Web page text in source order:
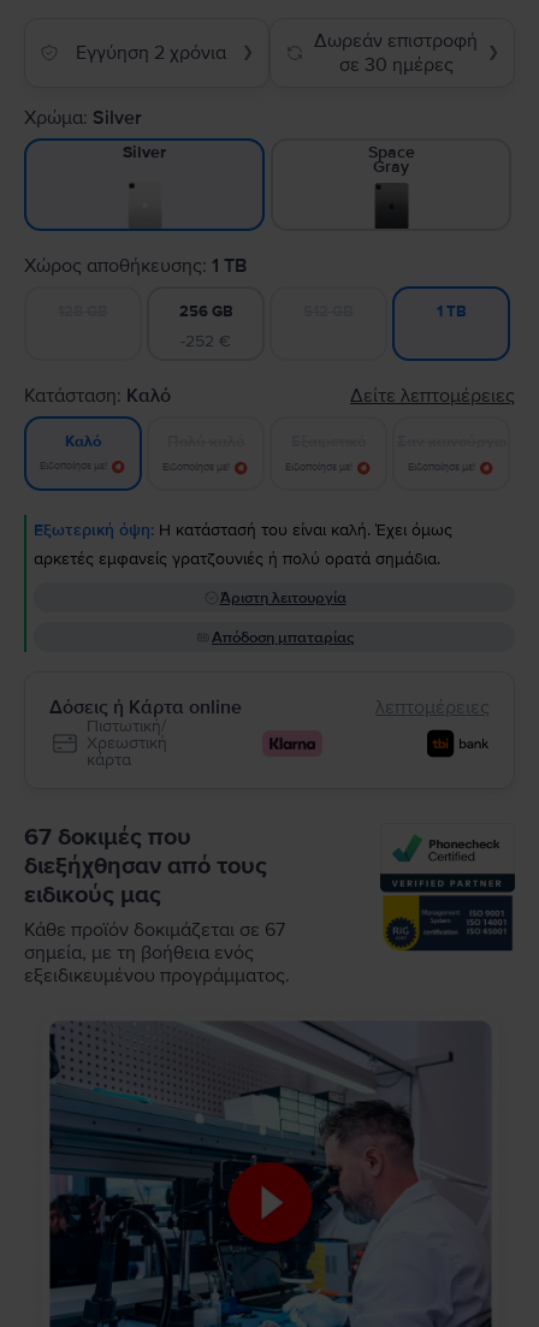
Εγγύηση 2 χρόνια ❯
Δωρεάν επιστροφή
σε 30 ημέρες
❯
Χρώμα: Silver
Silver Space
Gray
Χώρος αποθήκευσης: 1 TB
256 GB
-252 €
1 TB
Κατάσταση: Καλό Δείτε λεπτομέρειες
Καλό
Ειδοποίησε με! Ειδοποίησε με! Ειδοποίησε με! Ειδοποίησε με!
Εξωτερική όψη: Η κατάστασή του είναι καλή. Έχει όμως
αρκετές εμφανείς γρατζουνιές ή πολύ ορατά σημάδια.
Άριστη λειτουργία
Απόδοση μπαταρίας
Δόσεις ή Κάρτα online λεπτομέρειες
Πιστωτική/
Χρεωστική
κάρτα
67 δοκιμές που
διεξήχθησαν από τους
ειδικούς μας
Κάθε προϊόν δοκιμάζεται σε 67
σημεία, με τη βοήθεια ενός
εξειδικευμένου προγράμματος.